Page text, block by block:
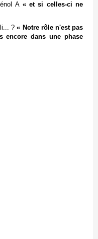
A« et si celles-ci ne
? « Notre rôle n'est pas
encore dans une phase